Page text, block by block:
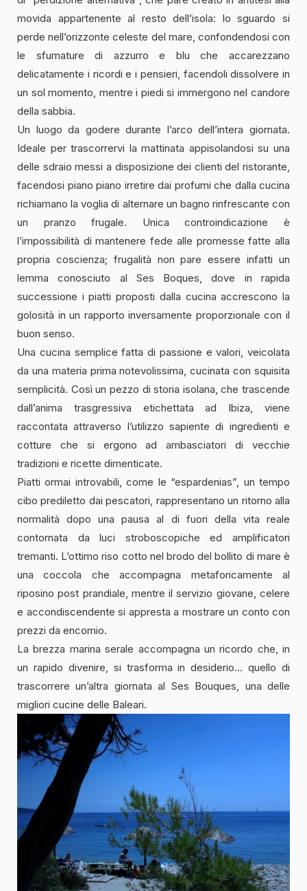
movida appartenente al resto dell’isola: lo sguardo si
perde nell’orizzonte celeste del mare, confondendosi con
le sfumature di azzurro e blu che accarezzano
delicatamente i ricordi e i pensieri, facendoli dissolvere in
un sol momento, mentre i piedi si immergono nel candore
della sabbia.
Un luogo da godere durante l’arco dell’intera giornata.
Ideale per trascorrervi la mattinata appisolandosi su una
delle sdraio messi a disposizione dei clienti del ristorante,
facendosi piano piano irretire dai profumi che dalla cucina
richiamano la voglia di alternare un bagno rinfrescante con
un pranzo frugale. Unica controindicazione è
l’impossibilità di mantenere fede alle promesse fatte alla
propria coscienza; frugalità non pare essere infatti un
lemma conosciuto al Ses Boques, dove in rapida
successione i piatti proposti dalla cucina accrescono la
golosità in un rapporto inversamente proporzionale con il
buon senso.
Una cucina semplice fatta di passione e valori, veicolata
da una materia prima notevolissima, cucinata con squisita
semplicità. Così un pezzo di storia isolana, che trascende
dall’anima trasgressiva etichettata ad Ibiza, viene
raccontata attraverso l’utilizzo sapiente di ingredienti e
cotture che si ergono ad ambasciatori di vecchie
tradizioni e ricette dimenticate.
Piatti ormai introvabili, come le “espardenias”, un tempo
cibo prediletto dai pescatori, rappresentano un ritorno alla
normalità dopo una pausa al di fuori della vita reale
contornata da luci stroboscopiche ed amplificatori
tremanti. L’ottimo riso cotto nel brodo del bollito di mare è
una coccola che accompagna metaforicamente al
riposino post prandiale, mentre il servizio giovane, celere
e accondiscendente si appresta a mostrare un conto con
prezzi da encomio.
La brezza marina serale accompagna un ricordo che, in
un rapido divenire, si trasforma in desiderio… quello di
trascorrere un’altra giornata al Ses Bouques, una delle
migliori cucine delle Baleari.